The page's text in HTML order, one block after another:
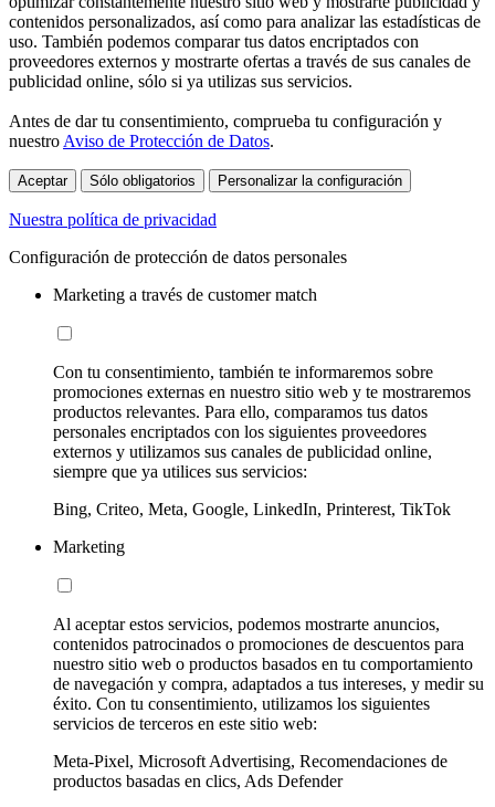
contenidos personalizados, así como para analizar las estadísticas de
uso. También podemos comparar tus datos encriptados con
proveedores externos y mostrarte ofertas a través de sus canales de
publicidad online, sólo si ya utilizas sus servicios.
Antes de dar tu consentimiento, comprueba tu configuración y
nuestro Aviso de Protección de Datos.
Aceptar Sólo obligatorios Personalizar la configuración
Nuestra política de privacidad
Configuración de protección de datos personales
Marketing a través de customer match
Con tu consentimiento, también te informaremos sobre
promociones externas en nuestro sitio web y te mostraremos
productos relevantes. Para ello, comparamos tus datos
personales encriptados con los siguientes proveedores
externos y utilizamos sus canales de publicidad online,
siempre que ya utilices sus servicios:
Bing, Criteo, Meta, Google, LinkedIn, Printerest, TikTok
Marketing
Al aceptar estos servicios, podemos mostrarte anuncios,
contenidos patrocinados o promociones de descuentos para
nuestro sitio web o productos basados en tu comportamiento
de navegación y compra, adaptados a tus intereses, y medir su
éxito. Con tu consentimiento, utilizamos los siguientes
servicios de terceros en este sitio web:
Meta-Pixel, Microsoft Advertising, Recomendaciones de
productos basadas en clics, Ads Defender